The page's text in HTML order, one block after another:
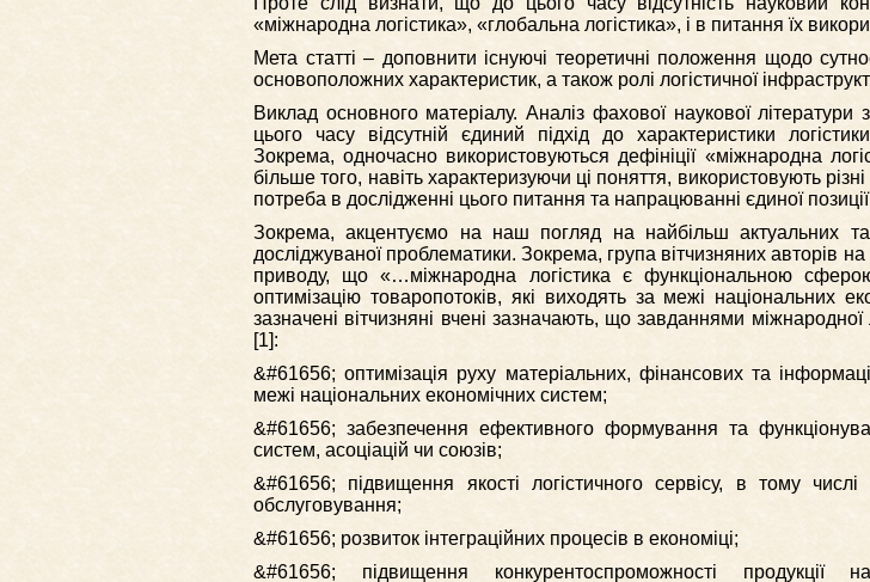
«міжнародна логістика», «глобальна логістика», і в питання їх
Мета статті – доповнити існуючі теоретичні положення щодо
основоположних характеристик, а також ролі логістичної
Виклад основного матеріалу. Аналіз фахової наукової
цього часу відсутній єдиний підхід до характеристики
Зокрема, одночасно використовуються дефініції «міжнародна
більше того, навіть характеризуючи ці поняття, використовують
потреба в дослідженні цього питання та напрацюванні єдиної
Зокрема, акцентуємо на наш погляд на найбільш актуальних
досліджуваної проблематики. Зокрема, група вітчизняних авторів
приводу, що «…міжнародна логістика є функціональною
оптимізацію товаропотоків, які виходять за межі національних
зазначені вітчизняні вчені зазначають, що завданнями міжнародної
[1]:
&#61656; оптимізація руху матеріальних, фінансових та
межі національних економічних систем;
&#61656; забезпечення ефективного формування та
систем, асоціацій чи союзів;
&#61656; підвищення якості логістичного сервісу, в тому числі
обслуговування;
&#61656; розвиток інтеграційних процесів в економіці;
&#61656; підвищення конкурентоспроможності продукції